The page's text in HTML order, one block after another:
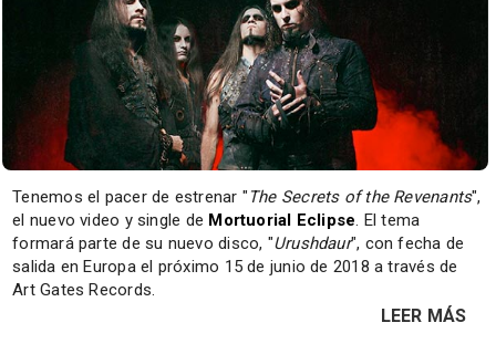
Tenemos el pacer de estrenar " The Secrets of the Revenants",
el nuevo video y single de Mortuorial Eclipse. El tema
formará parte de su nuevo disco, "Urushdaur", con fecha de
salida en Europa el próximo 15 de junio de 2018 a través de
Art Gates Records.
LEER MÁS